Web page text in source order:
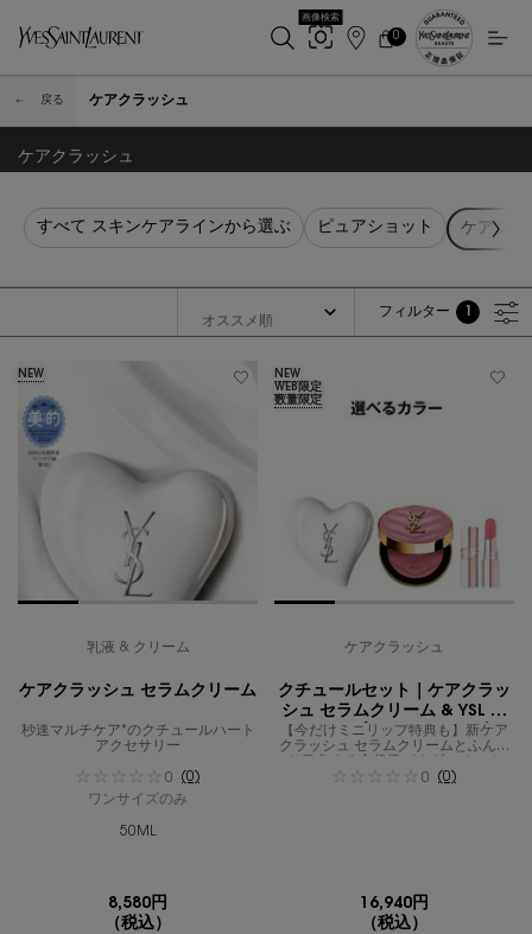
画像検索
店
カ
0
0 カート内の製品
戻る ケアクラッシュ
ケアクラッシュ
すべて スキンケアラインから選ぶ ピュアショット ケアクラ
フィルター
フィルターメニュー
1
フィルターが適用され
NEW
乳液 & クリーム
ケアクラッシュ セラムクリーム
秒速マルチケア*のクチュールハート
アクセサリー
0
(0)
ワンサイズのみ
50ML
8,580円
（税込）
NEW
WEB限定
数量限定
ケアクラッシュ
クチュールセット｜ケアクラッ
シュ セラムクリーム & YSL メ
イクミーブラッシュ パウダー
【今だけミニリップ特典も】新ケア
クラッシュ セラムクリームとふんわ
0
(0)
16,940円
（税込）